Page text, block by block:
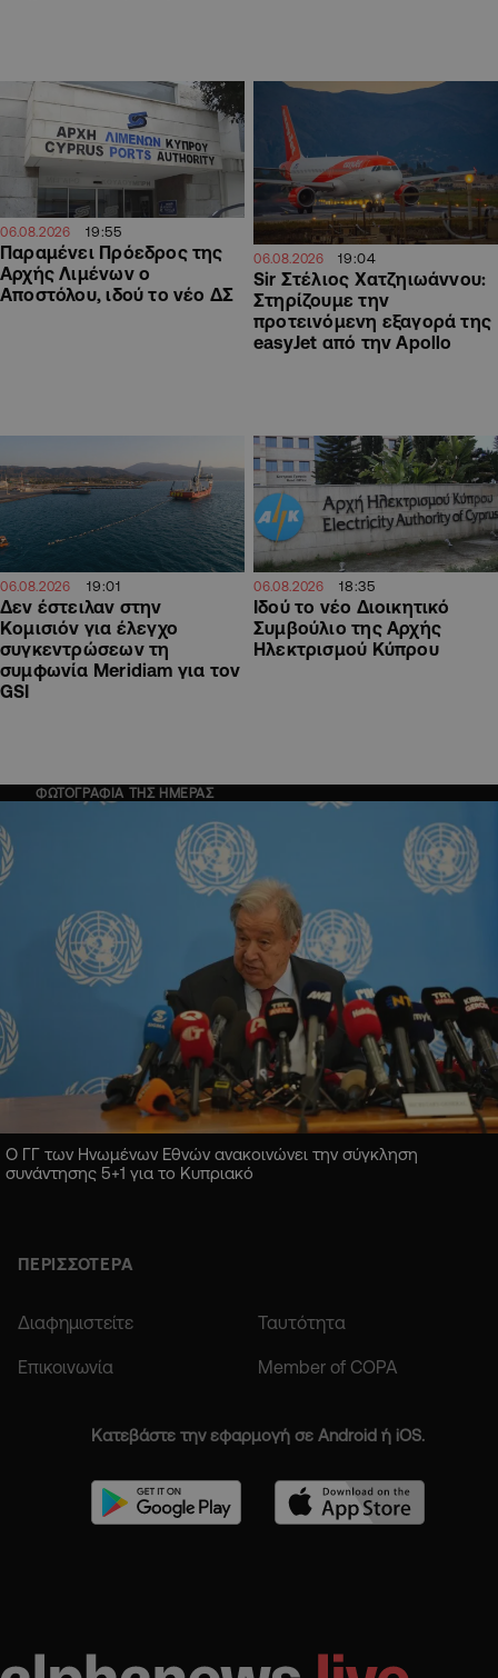
06.08.2026 19:55
Παραμένει Πρόεδρος της
Αρχής Λιμένων ο
Αποστόλου, ιδού το νέο ΔΣ
06.08.2026 19:04
Sir Στέλιος Χατζηιωάννου:
Στηρίζουμε την
προτεινόμενη εξαγορά της
easyJet από την Apollo
06.08.2026 19:01
Δεν έστειλαν στην
Κομισιόν για έλεγχο
συγκεντρώσεων τη
συμφωνία Meridiam για τον
GSI
06.08.2026 18:35
Ιδού το νέο Διοικητικό
Συμβούλιο της Αρχής
Ηλεκτρισμού Κύπρου
ΦΩΤΟΓΡΑΦΙΑ ΤΗΣ ΗΜΕΡΑΣ
Ο ΓΓ των Ηνωμένων Εθνών ανακοινώνει την σύγκληση
συνάντησης 5+1 για το Κυπριακό
ΠΕΡΙΣΣΟΤΕΡΑ
Διαφημιστείτε Ταυτότητα
Επικοινωνία Member of COPA
Κατεβάστε την εφαρμογή σε Android ή iOS.